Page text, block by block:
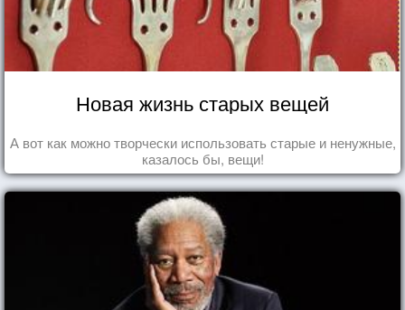
Новая жизнь старых вещей
А вот как можно творчески использовать старые и ненужные,
казалось бы, вещи!